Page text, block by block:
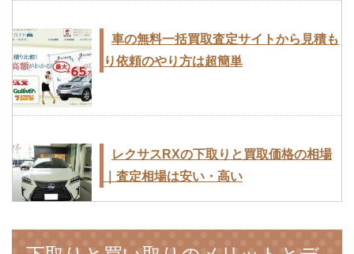
車の無料一括買取査定サイトから見積も
り依頼のやり方は超簡単
レクサスRXの下取りと買取価格の相場
｜査定相場は安い・高い